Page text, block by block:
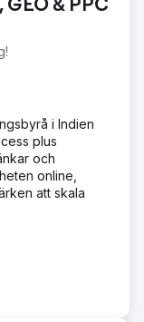
& PPC
i Indien
plus
och
online,
att skala